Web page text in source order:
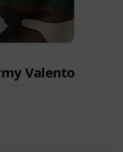
Valento